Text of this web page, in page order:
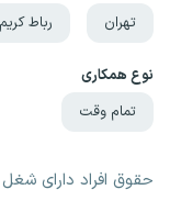
تهران
رباط کریم
نوع همکاری
تمام وقت
حقوق افراد دارای